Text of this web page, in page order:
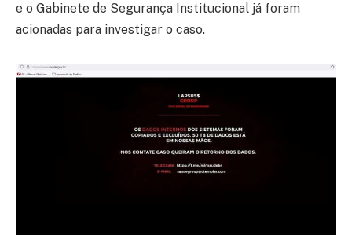
e o Gabinete de Segurança Institucional já foram
acionadas para investigar o caso.